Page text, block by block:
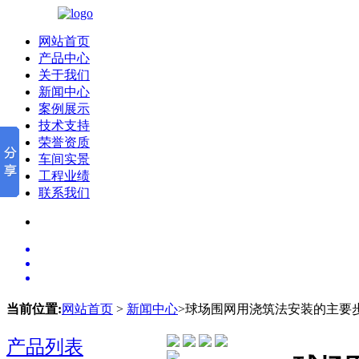
网站首页
产品中心
关于我们
新闻中心
案例展示
技术支持
荣誉资质
车间实景
工程业绩
联系我们
当前位置:网站首页 > 新闻中心>球场围网用浇筑法安装的主要
产品列表